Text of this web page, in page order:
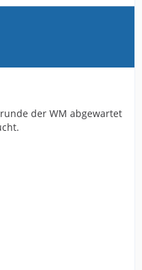
der WM abgewartet